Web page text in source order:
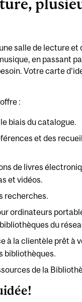
salle de lecture
en passant
Votre carte
:
biais du catalogue.
et des
de livres
et vidéos.
recherches.
ordinateurs
du
à la clientèle prêt à
bibliothèques.
de la